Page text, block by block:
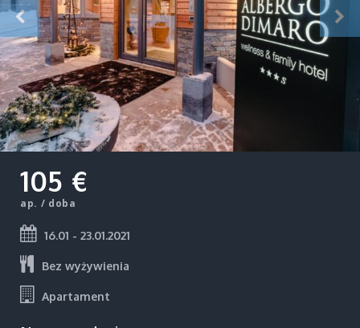
105 €
ap. / doba
16.01 - 23.01.2021
Bez wyżywienia
Apartament